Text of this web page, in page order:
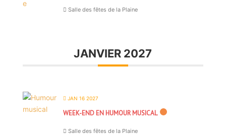
Salle des fêtes de la Plaine
JANVIER 2027
JAN 16 2027
WEEK-END EN HUMOUR MUSICAL
Salle des fêtes de la Plaine